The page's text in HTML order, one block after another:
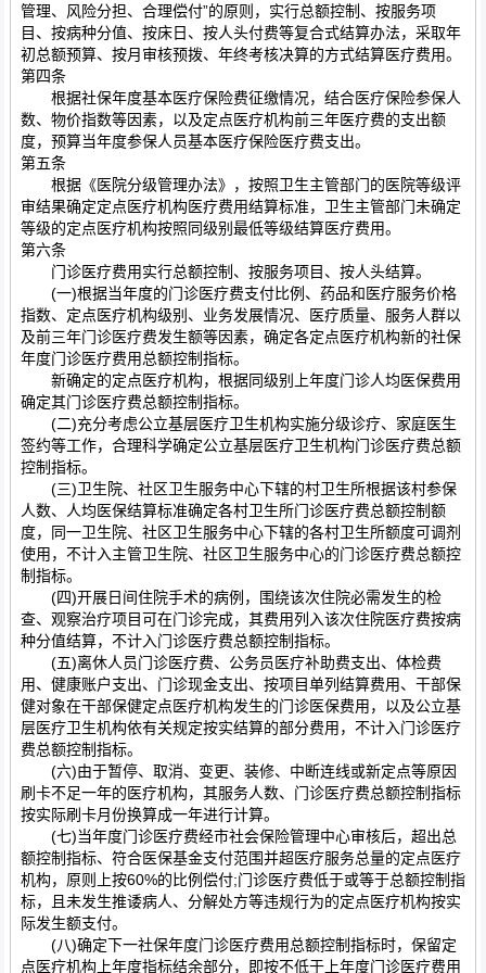
管理、风险分担、合理偿付”的原则，实行总额控制、按服务项
目、按病种分值、按床日、按人头付费等复合式结算办法，采取年
初总额预算、按月审核预拨、年终考核决算的方式结算医疗费用。
第四条
根据社保年度基本医疗保险费征缴情况，结合医疗保险参保人
数、物价指数等因素，以及定点医疗机构前三年医疗费的支出额
度，预算当年度参保人员基本医疗保险医疗费支出。
第五条
根据《医院分级管理办法》，按照卫生主管部门的医院等级评
审结果确定定点医疗机构医疗费用结算标准，卫生主管部门未确定
等级的定点医疗机构按照同级别最低等级结算医疗费用。
第六条
门诊医疗费用实行总额控制、按服务项目、按人头结算。
(一)根据当年度的门诊医疗费支付比例、药品和医疗服务价格
指数、定点医疗机构级别、业务发展情况、医疗质量、服务人群以
及前三年门诊医疗费发生额等因素，确定各定点医疗机构新的社保
年度门诊医疗费用总额控制指标。
新确定的定点医疗机构，根据同级别上年度门诊人均医保费用
确定其门诊医疗费总额控制指标。
(二)充分考虑公立基层医疗卫生机构实施分级诊疗、家庭医生
签约等工作，合理科学确定公立基层医疗卫生机构门诊医疗费总额
控制指标。
(三)卫生院、社区卫生服务中心下辖的村卫生所根据该村参保
人数、人均医保结算标准确定各村卫生所门诊医疗费总额控制额
度，同一卫生院、社区卫生服务中心下辖的各村卫生所额度可调剂
使用，不计入主管卫生院、社区卫生服务中心的门诊医疗费总额控
制指标。
(四)开展日间住院手术的病例，围绕该次住院必需发生的检
查、观察治疗项目可在门诊完成，其费用列入该次住院医疗费按病
种分值结算，不计入门诊医疗费总额控制指标。
(五)离休人员门诊医疗费、公务员医疗补助费支出、体检费
用、健康账户支出、门诊现金支出、按项目单列结算费用、干部保
健对象在干部保健定点医疗机构发生的门诊医保费用，以及公立基
层医疗卫生机构依有关规定按实结算的部分费用，不计入门诊医疗
费总额控制指标。
(六)由于暂停、取消、变更、装修、中断连线或新定点等原因
刷卡不足一年的医疗机构，其服务人数、门诊医疗费总额控制指标
按实际刷卡月份换算成一年进行计算。
(七)当年度门诊医疗费经市社会保险管理中心审核后，超出总
额控制指标、符合医保基金支付范围并超医疗服务总量的定点医疗
机构，原则上按60%的比例偿付;门诊医疗费低于或等于总额控制指
标，且未发生推诿病人、分解处方等违规行为的定点医疗机构按实
际发生额支付。
(八)确定下一社保年度门诊医疗费用总额控制指标时，保留定
点医疗机构上年度指标结余部分，即按不低于上年度门诊医疗费用